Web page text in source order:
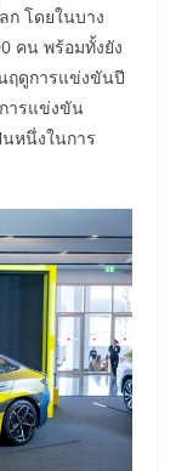
ก โดยในบาง
คน พร้อมทั้งยัง
ฤดูการแข่งขันปี
ารแข่งขัน
นหนึ่งในการ